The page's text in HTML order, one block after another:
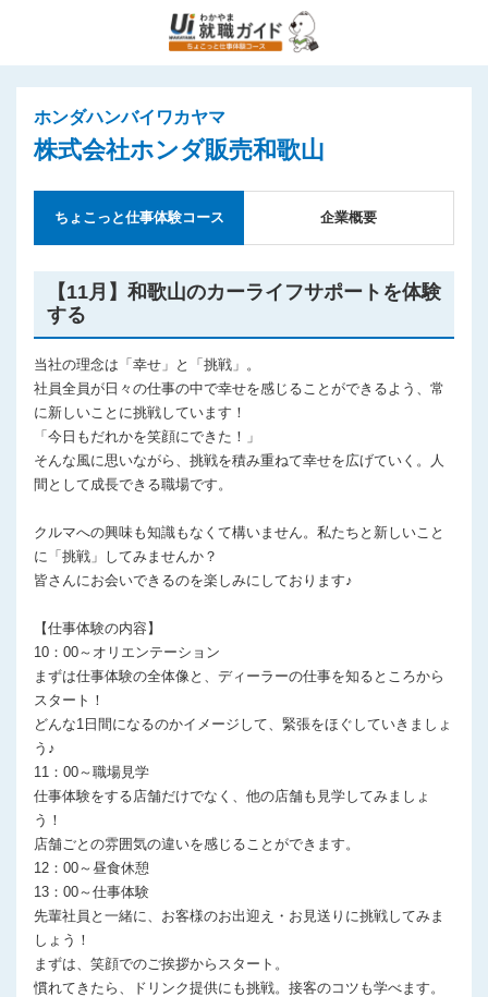
ホンダハンバイワカヤマ
株式会社ホンダ販売和歌山
ちょこっと仕事体験コース 企業概要
【11月】和歌山のカーライフサポートを体験
する
当社の理念は「幸せ」と「挑戦」。
社員全員が日々の仕事の中で幸せを感じることができるよう、常
に新しいことに挑戦しています！
「今日もだれかを笑顔にできた！」
そんな風に思いながら、挑戦を積み重ねて幸せを広げていく。人
間として成長できる職場です。
クルマへの興味も知識もなくて構いません。私たちと新しいこと
に「挑戦」してみませんか？
皆さんにお会いできるのを楽しみにしております♪
【仕事体験の内容】
10：00～オリエンテーション
まずは仕事体験の全体像と、ディーラーの仕事を知るところから
スタート！
どんな1日間になるのかイメージして、緊張をほぐしていきましょ
う♪
11：00～職場見学
仕事体験をする店舗だけでなく、他の店舗も見学してみましょ
う！
店舗ごとの雰囲気の違いを感じることができます。
12：00～昼食休憩
13：00～仕事体験
先輩社員と一緒に、お客様のお出迎え・お見送りに挑戦してみま
しょう！
まずは、笑顔でのご挨拶からスタート。
慣れてきたら、ドリンク提供にも挑戦。接客のコツも学べます。